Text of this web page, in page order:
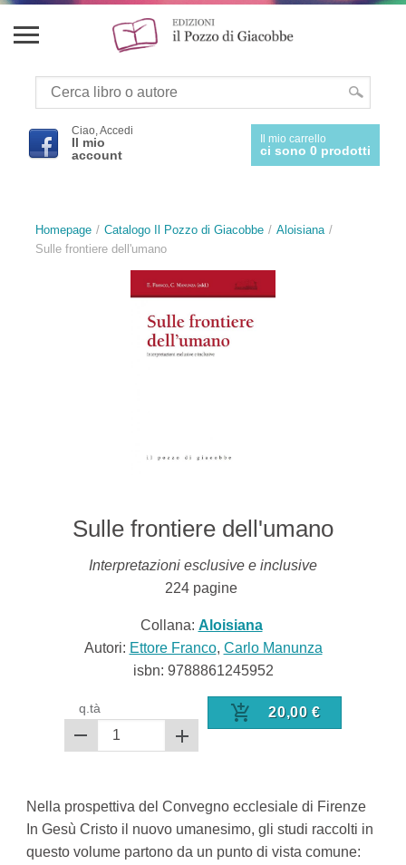
Ciao, Accedi
Il mio
account
Il mio carrello
ci sono 0 prodotti
Homepage Catalogo Il Pozzo di Giacobbe
Aloisiana
Sulle frontiere dell'umano
Sulle frontiere dell'umano
Interpretazioni esclusive e inclusive
224pagine
Collana: Aloisiana
Autori: Ettore Franco, Carlo Manunza
isbn: 9788861245952
q.tà 20,00 €
Nella prospettiva del Convegno ecclesiale di Firenze
In Gesù Cristo il nuovo umanesimo, gli studi raccolti in
questo volume partono da un punto di vista comune: